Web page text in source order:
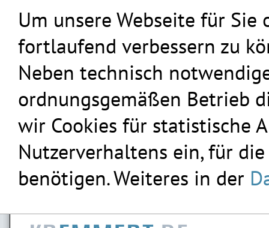
Um unsere Webseite für
fortlaufend verbessern zu
Neben technisch
ordnungsgemäßen Betrieb
wir Cookies für statistische
Nutzerverhaltens ein, für
benötigen. Weiteres in der